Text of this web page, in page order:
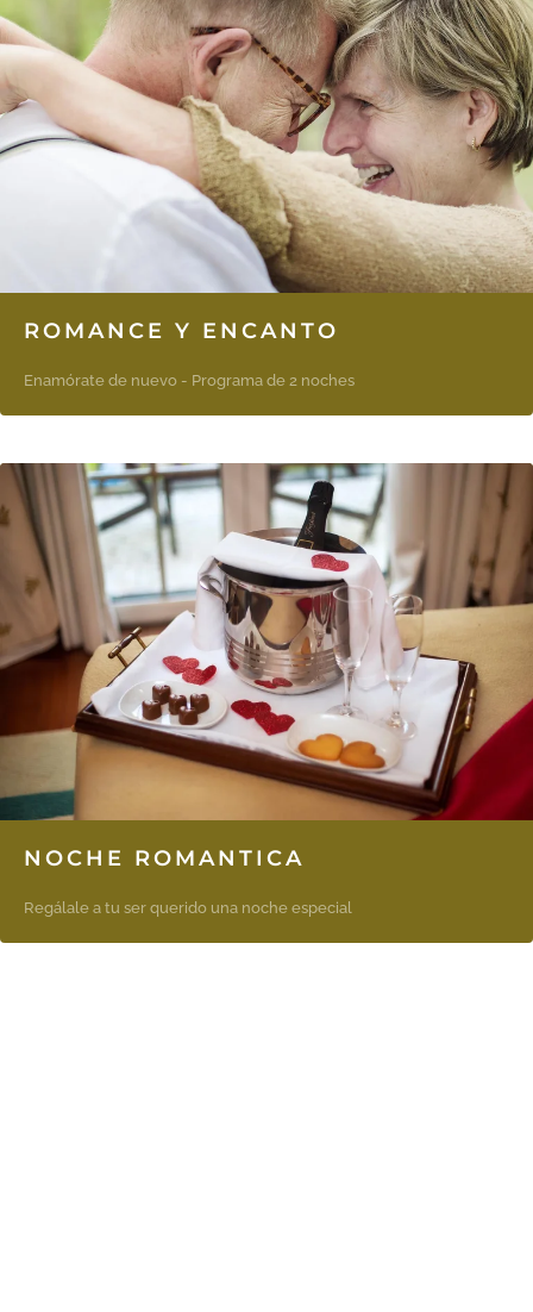
ROMANCE Y ENCANTO
Enamórate de nuevo - Programa de 2 noches
NOCHE ROMANTICA
Regálale a tu ser querido una noche especial